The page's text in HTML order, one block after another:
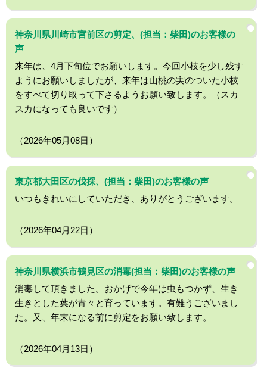
神奈川県川崎市宮前区の剪定、(担当：柴田)のお客様の
声
来年は、4月下旬位でお願いします。今回小枝を少し残す
ようにお願いしましたが、来年は山桃の実のついた小枝
をすべて切り取って下さるようお願い致します。（スカ
スカになっても良いです）
（2026年05月08日）
東京都大田区の伐採、(担当：柴田)のお客様の声
いつもきれいにしていただき、ありがとうございます。
（2026年04月22日）
神奈川県横浜市鶴見区の消毒(担当：柴田)のお客様の声
消毒して頂きました。おかげで今年は虫もつかず、生き
生きとした葉が青々と育っています。有難うございまし
た。又、年末になる前に剪定をお願い致します。
（2026年04月13日）